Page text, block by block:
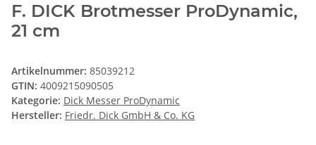
F. DICK Brotmesser ProDynamic,
21 cm
Artikelnummer: 85039212
GTIN: 4009215090505
Kategorie: Dick Messer ProDynamic
Hersteller: Friedr. Dick GmbH & Co. KG